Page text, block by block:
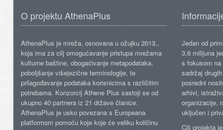
O projektu AthenaPlus
AthenaPlus je mreža, osnovana u ožujku 2013.,
koja ima za cilj omogućavanje pristupa mrežama
kulturne baštine, obogaćivanje metapodataka,
poboljšanje višejezične terminologije, te
prilagođavanje podataka korisnicima s različitim
potrebama. Konzorcij Athene Plus sastoji se od
ukupno 40 partnera iz 21 države članice.
AthenaPlus je usko povezana s Europeana
platformom pomoću koje koje će veliku količinu
Jedan od
3,6 milijuna
s fokusom
sadržaj
posredni
arhivi,
organizacije,
uključen i
Cilj projekta